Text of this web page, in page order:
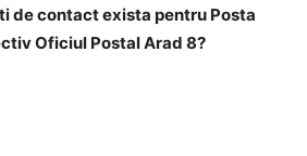
de contact exista pentru Posta
Oficiul Postal Arad 8?